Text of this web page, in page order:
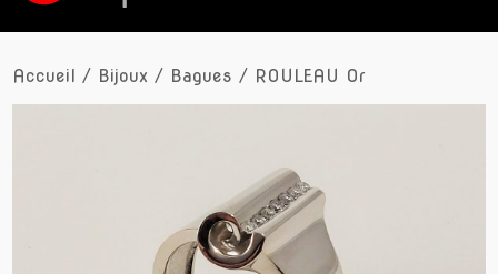
Accueil / Bijoux / Bagues / ROULEAU Or